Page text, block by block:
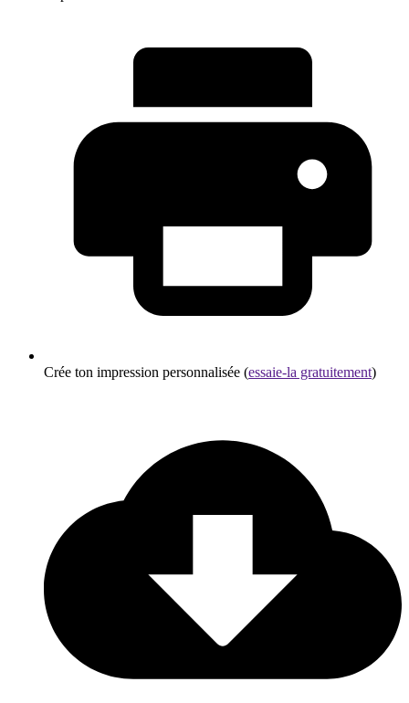
Crée ton impression personnalisée (essaie-la gratuitement)